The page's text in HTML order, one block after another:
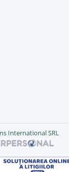
International SRL